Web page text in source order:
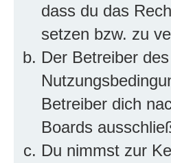
dass du das
setzen bzw. zu
Der Betreiber
Betreiber dich
Boards
Du nimmst zur